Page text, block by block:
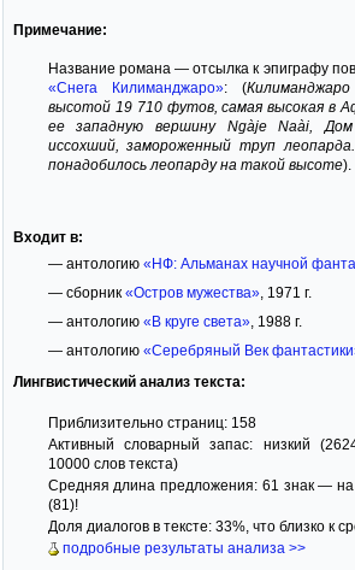
Примечание:
Название романа — отсылка к эпиграфу
«Снега Килиманджаро»: (
высотой 19 710 футов, самая высокая в
ее западную вершину Ngàje Naài,
иссохший, замороженный труп
понадобилось леопарду на такой высоте).
Входит в:
— антологию «НФ: Альманах научной
— сборник «Остров мужества», 1971 г.
— антологию «В круге света», 1988 г.
— антологию «Серебряный Век
Лингвистический анализ текста:
Приблизительно страниц: 158
Активный словарный запас: низкий
10000 слов текста)
Средняя длина предложения: 61 знак — на
(81)!
Доля диалогов в тексте: 33%, что близко к
подробные результаты анализа >>